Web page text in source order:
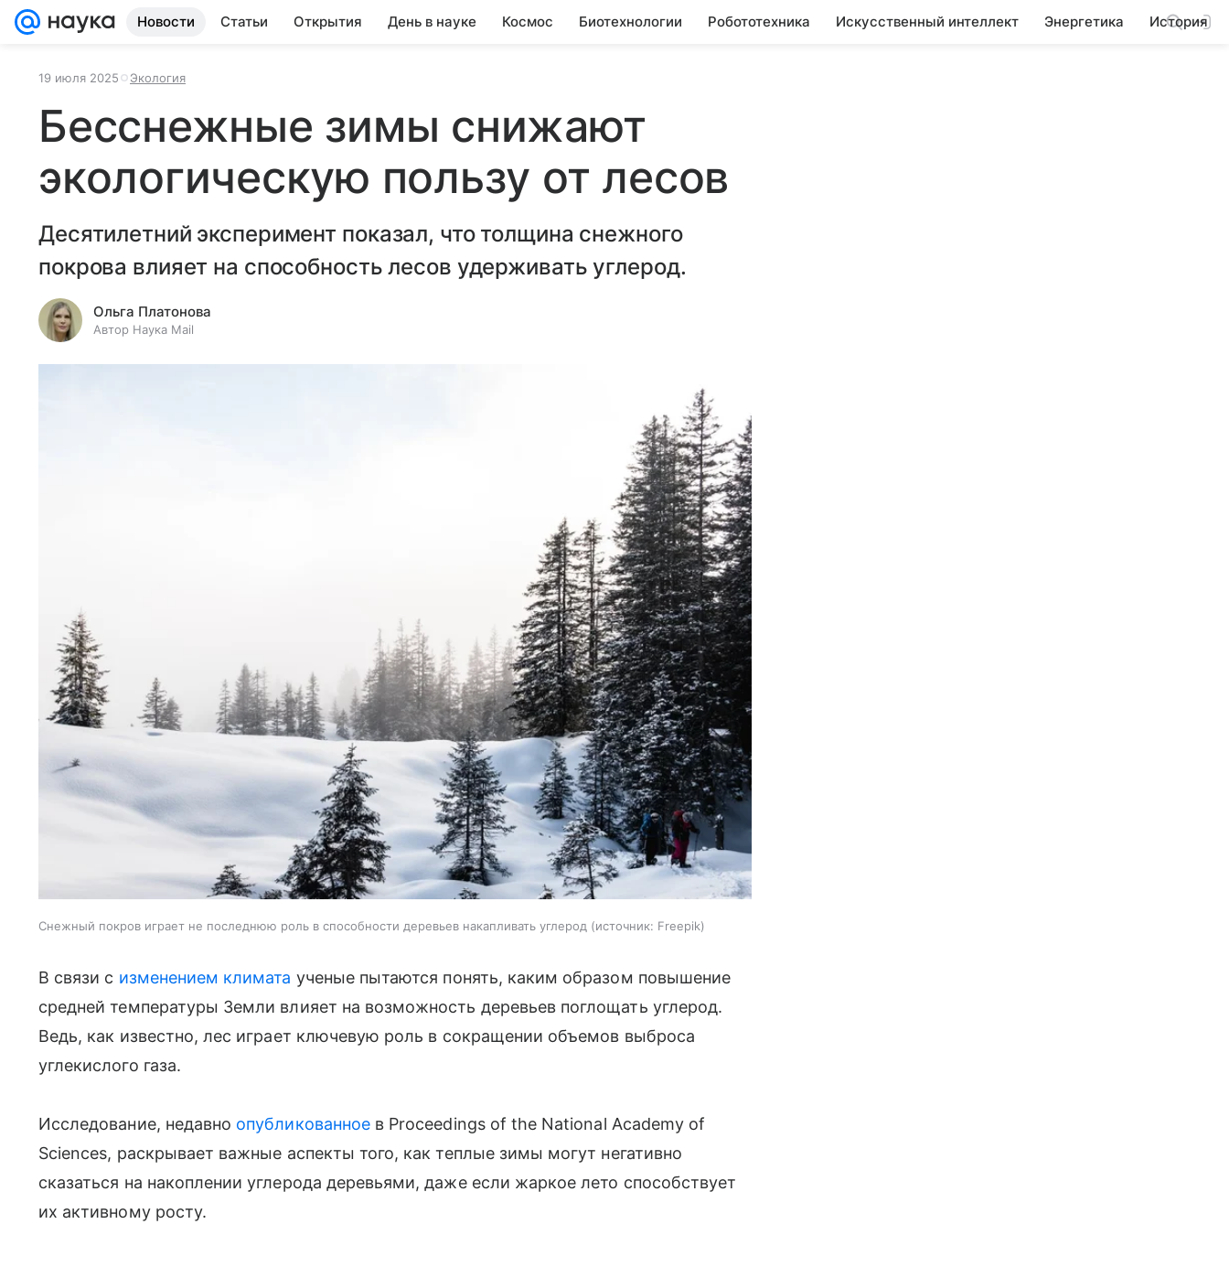
Новости Статьи Открытия День в науке Космос Биотехнологии Робототехника Искусственный интеллект Энергетика История
19 июля 2025 Экология
Бесснежные зимы снижают
экологическую пользу от лесов
Десятилетний эксперимент показал, что толщина снежного
покрова влияет на способность лесов удерживать углерод.
Ольга Платонова
Автор Наука Mail
Снежный покров играет не последнюю роль в способности деревьев накапливать углерод источник: Freepik
В связи с изменением климата ученые пытаются понять, каким образом повышение
средней температуры Земли влияет на возможность деревьев поглощать углерод.
Ведь, как известно, лес играет ключевую роль в сокращении объемов выброса
углекислого газа.
Исследование, недавно опубликованноев Proceedings of the National Academy of
Sciences, раскрывает важные аспекты того, как теплые зимы могут негативно
сказаться на накоплении углерода деревьями, даже если жаркое лето способствует
их активному росту.